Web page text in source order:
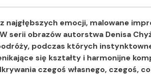
najgłębszych emocji, malowane
W serii obrazów autorstwa Denisa
podczas których
się kształty i harmonijne
czegoś własnego, czegoś,